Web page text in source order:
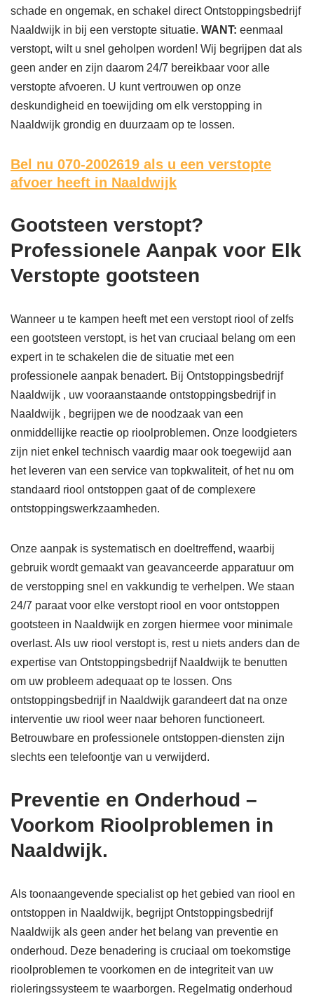
schade en ongemak, en schakel direct Ontstoppingsbedrijf
Naaldwijk in bij een verstopte situatie. WANT: eenmaal
verstopt, wilt u snel geholpen worden! Wij begrijpen dat als
geen ander en zijn daarom 24/7 bereikbaar voor alle
verstopte afvoeren. U kunt vertrouwen op onze
deskundigheid en toewijding om elk verstopping in
Naaldwijk grondig en duurzaam op te lossen.
Bel nu 070-2002619 als u een verstopte
afvoer heeft in Naaldwijk
Gootsteen verstopt?
Professionele Aanpak voor Elk
Verstopte gootsteen
Wanneer u te kampen heeft met een verstopt riool of zelfs
een gootsteen verstopt, is het van cruciaal belang om een
expert in te schakelen die de situatie met een
professionele aanpak benadert. Bij Ontstoppingsbedrijf
Naaldwijk , uw vooraanstaande ontstoppingsbedrijf in
Naaldwijk , begrijpen we de noodzaak van een
onmiddellijke reactie op rioolproblemen. Onze loodgieters
zijn niet enkel technisch vaardig maar ook toegewijd aan
het leveren van een service van topkwaliteit, of het nu om
standaard riool ontstoppen gaat of de complexere
ontstoppingswerkzaamheden.
Onze aanpak is systematisch en doeltreffend, waarbij
gebruik wordt gemaakt van geavanceerde apparatuur om
de verstopping snel en vakkundig te verhelpen. We staan
24/7 paraat voor elke verstopt riool en voor ontstoppen
gootsteen in Naaldwijk en zorgen hiermee voor minimale
overlast. Als uw riool verstopt is, rest u niets anders dan de
expertise van Ontstoppingsbedrijf Naaldwijk te benutten
om uw probleem adequaat op te lossen. Ons
ontstoppingsbedrijf in Naaldwijk garandeert dat na onze
interventie uw riool weer naar behoren functioneert.
Betrouwbare en professionele ontstoppen-diensten zijn
slechts een telefoontje van u verwijderd.
Preventie en Onderhoud –
Voorkom Rioolproblemen in
Naaldwijk.
Als toonaangevende specialist op het gebied van riool en
ontstoppen in Naaldwijk, begrijpt Ontstoppingsbedrijf
Naaldwijk als geen ander het belang van preventie en
onderhoud. Deze benadering is cruciaal om toekomstige
rioolproblemen te voorkomen en de integriteit van uw
rioleringssysteem te waarborgen. Regelmatig onderhoud